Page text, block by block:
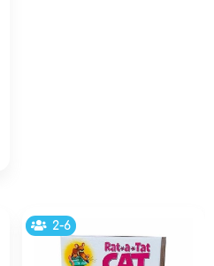
2-6